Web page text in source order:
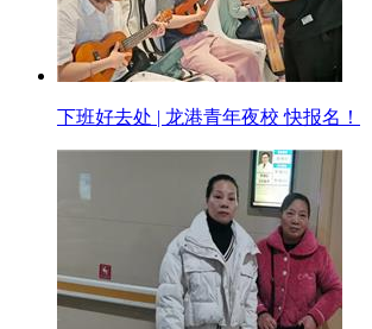
下班好去处 | 龙港青年夜校 快报名！